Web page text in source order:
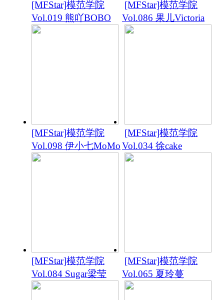
[MFStar]模范学院
Vol.019 熊吖BOBO
[MFStar]模范学院
Vol.086 果儿Victoria
[MFStar]模范学院
Vol.098 伊小七MoMo
[MFStar]模范学院
Vol.034 徐cake
[MFStar]模范学院
Vol.084 Sugar梁莹
[MFStar]模范学院
Vol.065 夏玲蔓